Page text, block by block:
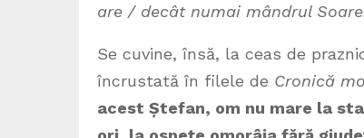
are / decât numai mândrul
Se cuvine, însă, la ceas de
încrustată în filele de Cronică
acest Ștefan, om nu mare la